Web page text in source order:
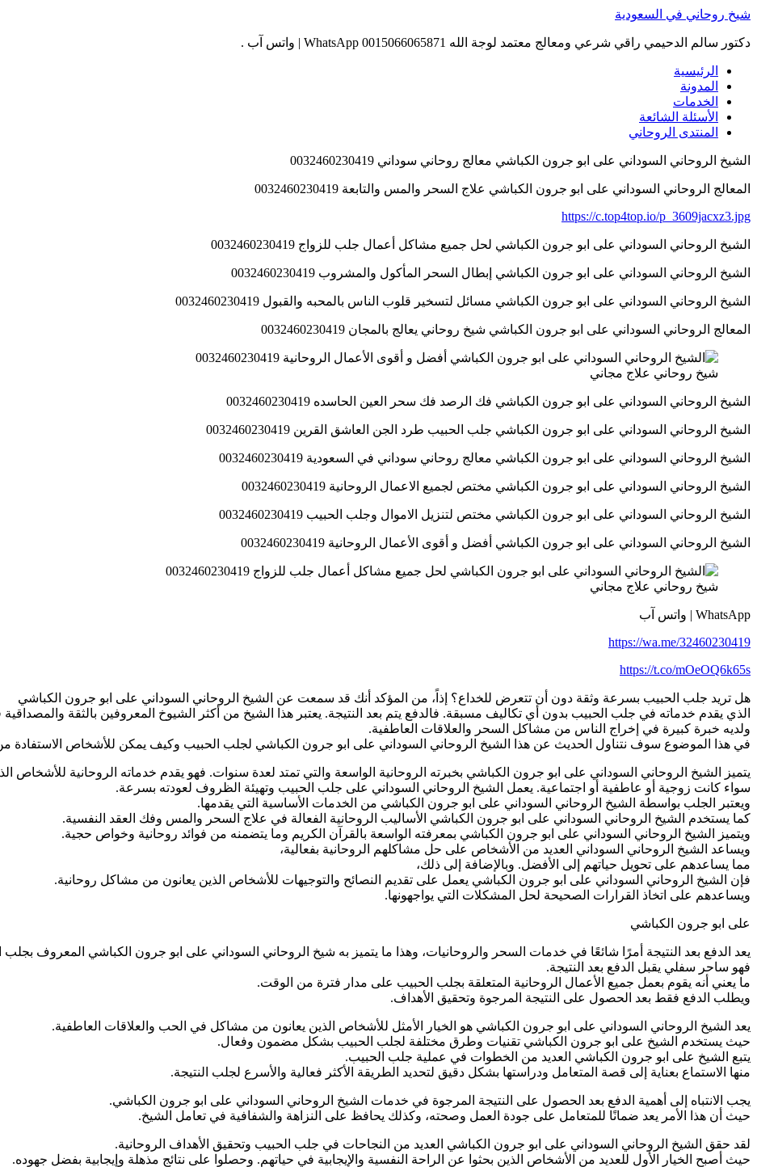
Skip
content
شيخ روحاني في السعودية
دكتور سالم الدحيمي راقي شرعي ومعالج معتمد لوجة الله 0015066065871 WhatsApp | واتس آب .
الرئيسية
المدونة
الخدمات
الأسئلة الشائعة
المنتدى الروحاني
الشيخ الروحاني السوداني على ابو جرون الكباشي معالج روحاني سوداني 0032460230419
المعالج الروحاني السوداني على ابو جرون الكباشي علاج السحر والمس والتابعة 0032460230419
https://c.top4top.io/p_3609jacxz3.jpg
الشيخ الروحاني السوداني على ابو جرون الكباشي لحل جميع مشاكل أعمال جلب للزواج 0032460230419
الشيخ الروحاني السوداني على ابو جرون الكباشي إبطال السحر المأكول والمشروب 0032460230419
الشيخ الروحاني السوداني على ابو جرون الكباشي مسائل لتسخير قلوب الناس بالمحبه والقبول 0032460230419
المعالج الروحاني السوداني على ابو جرون الكباشي شيخ روحاني يعالج بالمجان 0032460230419
شيخ روحاني علاج مجاني
الشيخ الروحاني السوداني على ابو جرون الكباشي فك الرصد فك سحر العين الحاسده 0032460230419
الشيخ الروحاني السوداني على ابو جرون الكباشي جلب الحبيب طرد الجن العاشق القرين 0032460230419
الشيخ الروحاني السوداني على ابو جرون الكباشي معالج روحاني سوداني في السعودية 0032460230419
الشيخ الروحاني السوداني على ابو جرون الكباشي مختص لجميع الاعمال الروحانية 0032460230419
الشيخ الروحاني السوداني على ابو جرون الكباشي مختص لتنزيل الاموال وجلب الحبيب 0032460230419
الشيخ الروحاني السوداني على ابو جرون الكباشي أفضل و أقوى الأعمال الروحانية 0032460230419
شيخ روحاني علاج مجاني
WhatsApp | واتس آب
https://wa.me/32460230419
https://t.co/mOeOQ6k65s
هل تريد جلب الحبيب بسرعة وثقة دون أن تتعرض للخداع؟ إذاً، من المؤكد أنك قد سمعت عن الشيخ الروحاني السوداني على ابو جرون الكباشي
الذي يقدم خدماته في جلب الحبيب بدون أي تكاليف مسبقة. فالدفع يتم بعد النتيجة. يعتبر هذا الشيخ من أكثر الشيوخ المعروفين بالثقة
ولديه خبرة كبيرة في إخراج الناس من مشاكل السحر والعلاقات العاطفية.
في هذا الموضوع سوف نتناول الحديث عن هذا الشيخ الروحاني السوداني على ابو جرون الكباشي لجلب الحبيب وكيف يمكن للأشخاص الاستفادة
يتميز الشيخ الروحاني السوداني على ابو جرون الكباشي بخبرته الروحانية الواسعة والتي تمتد لعدة سنوات. فهو يقدم خدماته الروحانية للأشخاص
سواء كانت زوجية أو عاطفية أو اجتماعية. يعمل الشيخ الروحاني السوداني على جلب الحبيب وتهيئة الظروف لعودته بسرعة.
ويعتبر الجلب بواسطة الشيخ الروحاني السوداني على ابو جرون الكباشي من الخدمات الأساسية التي يقدمها.
كما يستخدم الشيخ الروحاني السوداني على ابو جرون الكباشي الأساليب الروحانية الفعالة في علاج السحر والمس وفك العقد النفسية.
ويتميز الشيخ الروحاني السوداني على ابو جرون الكباشي بمعرفته الواسعة بالقرآن الكريم وما يتضمنه من فوائد روحانية وخواص حجية.
ويساعد الشيخ الروحاني السوداني العديد من الأشخاص على حل مشاكلهم الروحانية بفعالية،
مما يساعدهم على تحويل حياتهم إلى الأفضل. وبالإضافة إلى ذلك،
فإن الشيخ الروحاني السوداني على ابو جرون الكباشي يعمل على تقديم النصائح والتوجيهات للأشخاص الذين يعانون من مشاكل روحانية.
ويساعدهم على اتخاذ القرارات الصحيحة لحل المشكلات التي يواجهونها.
على ابو جرون الكباشي
يعد الدفع بعد النتيجة أمرًا شائعًا في خدمات السحر والروحانيات، وهذا ما يتميز به شيخ الروحاني السوداني على ابو جرون الكباشي المعروف بجلب
فهو ساحر سفلي يقبل الدفع بعد النتيجة.
ما يعني أنه يقوم بعمل جميع الأعمال الروحانية المتعلقة بجلب الحبيب على مدار فترة من الوقت.
ويطلب الدفع فقط بعد الحصول على النتيجة المرجوة وتحقيق الأهداف.
يعد الشيخ الروحاني السوداني على ابو جرون الكباشي هو الخيار الأمثل للأشخاص الذين يعانون من مشاكل في الحب والعلاقات العاطفية.
حيث يستخدم الشيخ على ابو جرون الكباشي تقنيات وطرق مختلفة لجلب الحبيب بشكل مضمون وفعال.
يتبع الشيخ على ابو جرون الكباشي العديد من الخطوات في عملية جلب الحبيب.
منها الاستماع بعناية إلى قصة المتعامل ودراستها بشكل دقيق لتحديد الطريقة الأكثر فعالية والأسرع لجلب النتيجة.
يجب الانتباه إلى أهمية الدفع بعد الحصول على النتيجة المرجوة في خدمات الشيخ الروحاني السوداني على ابو جرون الكباشي.
حيث أن هذا الأمر يعد ضمانًا للمتعامل على جودة العمل وصحته، وكذلك يحافظ على النزاهة والشفافية في تعامل الشيخ.
لقد حقق الشيخ الروحاني السوداني على ابو جرون الكباشي العديد من النجاحات في جلب الحبيب وتحقيق الأهداف الروحانية.
حيث أصبح الخيار الأول للعديد من الأشخاص الذين بحثوا عن الراحة النفسية والإيجابية في حياتهم. وحصلوا على نتائج مذهلة وإيجابية بفضل جهوده.